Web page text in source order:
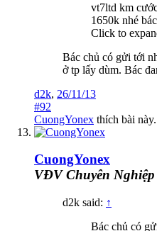
vt7ltd km
1650k nhé bác
Click to
Bác chủ có gửi tới
ở tp lấy dùm. Bác
d2k, 26/11/13
#92
CuongYonex thích bài này.
CuongYonex
VĐV Chuyên Nghiệp
d2k said: ↑
Bác chủ có